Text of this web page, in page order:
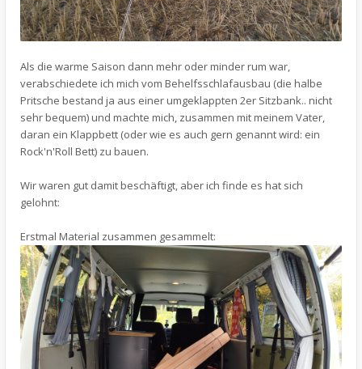
Als die warme Saison dann mehr oder minder rum war,
verabschiedete ich mich vom Behelfsschlafausbau (die halbe
Pritsche bestand ja aus einer umgeklappten 2er Sitzbank.. nicht
sehr bequem) und machte mich, zusammen mit meinem Vater,
daran ein Klappbett (oder wie es auch gern genannt wird: ein
Rock'n'Roll Bett) zu bauen.
Wir waren gut damit beschäftigt, aber ich finde es hat sich
gelohnt:
Erstmal Material zusammen gesammelt: